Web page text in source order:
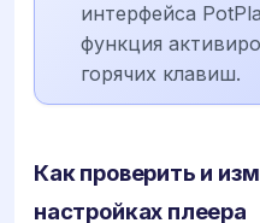
интерфейса
функция
горячих клавиш.
Как проверить и
настройках плеера